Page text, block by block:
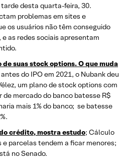
desta quarta-feira, 30.
problemas em sites e
os usuários não têm conseguido
as redes sociais apresentam
de suas stock options. O que muda
do IPO em 2021, o Nubank deu
um plano de stock options com
de mercado do banco batesse R$
mais 1% do banco; se batesse
crédito, mostra estudo; Cálculo
e parcelas tendem a ficar menores;
no Senado.